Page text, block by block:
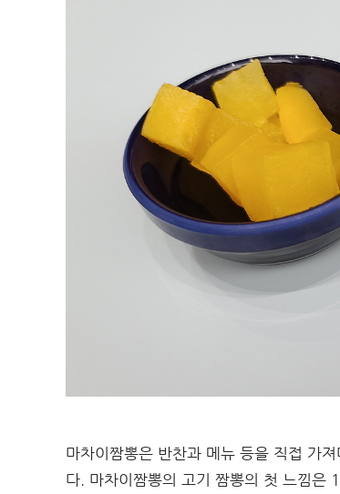
마차이짬뽕은 반찬과 메뉴 등을 직접 가
다. 마차이짬뽕의 고기 짬뽕의 첫 느낌은